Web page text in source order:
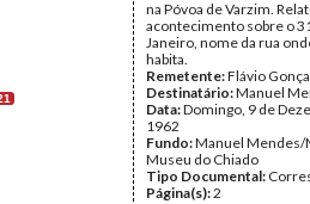
na Póvoa de Varzim.
acontecimento sobre o
Janeiro, nome da rua
habita.
Remetente:Flávio
Destinatário:Manuel
Data:Domingo, 9 de
1962
Fundo:Manuel Mendes/
Museu do Chiado
Tipo Documental:
Página(s):2